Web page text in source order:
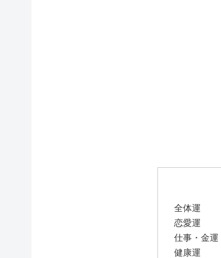
全体運
恋愛運
仕事・金運
健康運